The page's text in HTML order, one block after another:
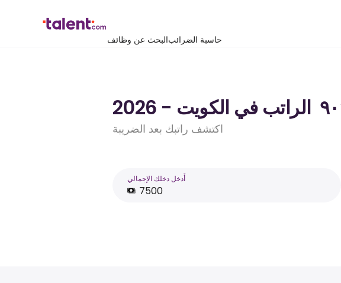
البحث عن وظائفحاسبة الضرائب
اكتشف راتبك بعد الضريبة
أَدخل دخلك الإجمالي